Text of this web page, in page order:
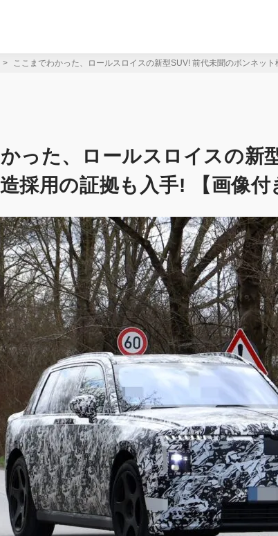
ここまでわかった、ロールスロイスの新型SUV! 前代未聞のボンネッ
った、ロールスロイスの新
採用の証拠も入手! 【画像付